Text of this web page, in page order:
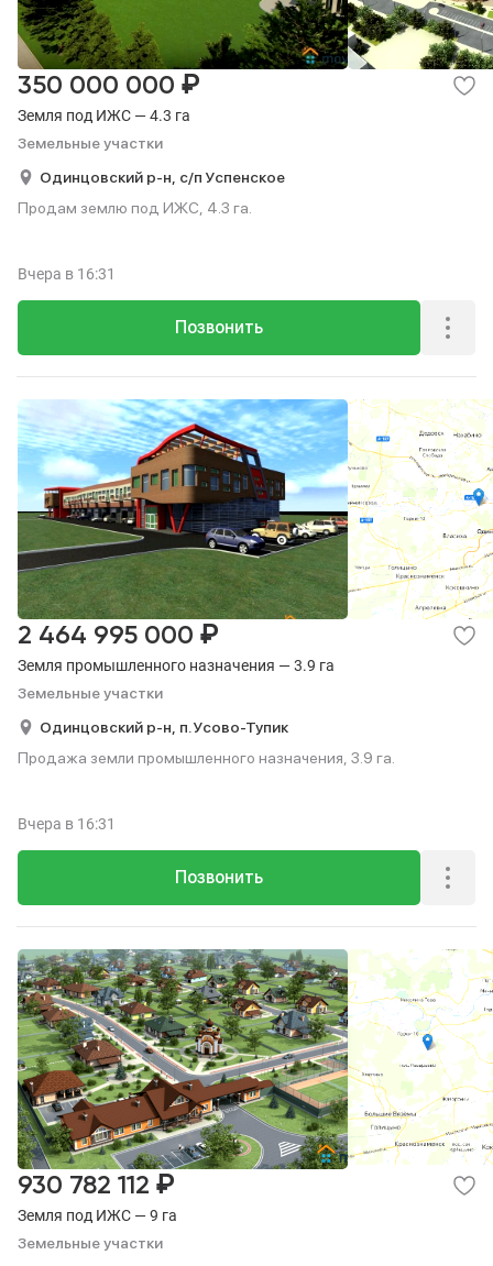
Земля под ИЖС — 4.3 га
Земельные участки
350 000 000 ₽
Одинцовский р-н, с/п Успенское
Продам землю под ИЖС, 4.3 га.
Позвонить
Вчера в 16:31
Земля промышленного назначения — 3.9 га
Земельные участки
2 464 995 000 ₽
Одинцовский р-н, п. Усово-Тупик
Продажа земли промышленного назначения, 3.9 га.
Позвонить
Вчера в 16:31
Земля под ИЖС — 9 га
Земельные участки
930 782 112 ₽